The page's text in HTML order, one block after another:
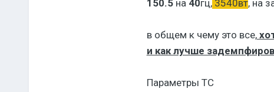
150.5на 40гц,3540вт, на
в общем к чему это все,
и как лучше
Параметры ТС